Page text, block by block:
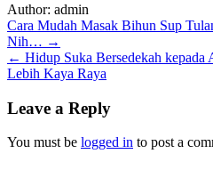
Author: admin
Post
navigation
Cara Mudah Masak Bihun Sup
Nih… →
← Hidup Suka Bersedekah
Lebih Kaya Raya
Leave a Reply
You must be logged in to post a